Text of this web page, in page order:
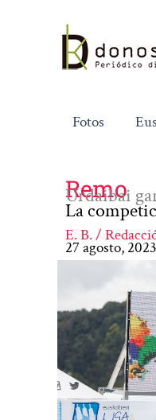
contenido
Fotos
Remo
Urdaibai
La
E. B. /
27 agosto, 2023